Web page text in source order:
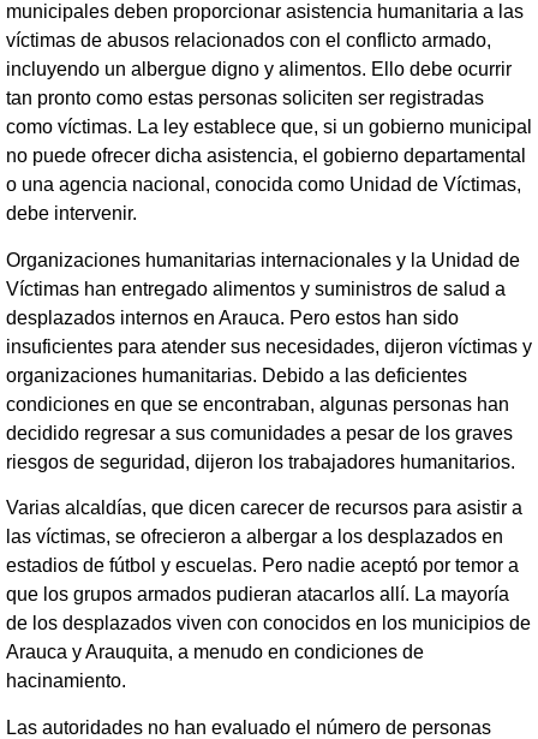
municipales deben proporcionar asistencia humanitaria a las
víctimas de abusos relacionados con el conflicto armado,
incluyendo un albergue digno y alimentos. Ello debe ocurrir
tan pronto como estas personas soliciten ser registradas
como víctimas. La ley establece que, si un gobierno municipal
no puede ofrecer dicha asistencia, el gobierno departamental
o una agencia nacional, conocida como Unidad de Víctimas,
debe intervenir.
Organizaciones humanitarias internacionales y la Unidad de
Víctimas han entregado alimentos y suministros de salud a
desplazados internos en Arauca. Pero estos han sido
insuficientes para atender sus necesidades, dijeron víctimas y
organizaciones humanitarias. Debido a las deficientes
condiciones en que se encontraban, algunas personas han
decidido regresar a sus comunidades a pesar de los graves
riesgos de seguridad, dijeron los trabajadores humanitarios.
Varias alcaldías, que dicen carecer de recursos para asistir a
las víctimas, se ofrecieron a albergar a los desplazados en
estadios de fútbol y escuelas. Pero nadie aceptó por temor a
que los grupos armados pudieran atacarlos allí. La mayoría
de los desplazados viven con conocidos en los municipios de
Arauca y Arauquita, a menudo en condiciones de
hacinamiento.
Las autoridades no han evaluado el número de personas